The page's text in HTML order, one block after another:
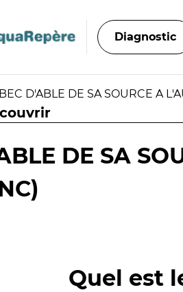
Diagnostic
D'ABLE DE SA SOURCE A
DE SA
Quel est